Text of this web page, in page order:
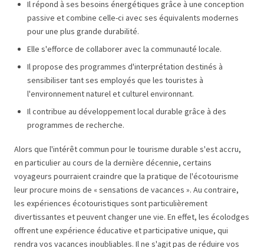
Il répond à ses besoins énergétiques grâce à une conception
passive et combine celle-ci avec ses équivalents modernes
pour une plus grande durabilité.
Elle s'efforce de collaborer avec la communauté locale.
Il propose des programmes d'interprétation destinés à
sensibiliser tant ses employés que les touristes à
l'environnement naturel et culturel environnant.
Il contribue au développement local durable grâce à des
programmes de recherche.
Alors que l'intérêt commun pour le tourisme durable s'est accru,
en particulier au cours de la dernière décennie, certains
voyageurs pourraient craindre que la pratique de l'écotourisme
leur procure moins de « sensations de vacances ». Au contraire,
les expériences écotouristiques sont particulièrement
divertissantes et peuvent changer une vie. En effet, les écolodges
offrent une expérience éducative et participative unique, qui
rendra vos vacances inoubliables. Il ne s'agit pas de réduire vos